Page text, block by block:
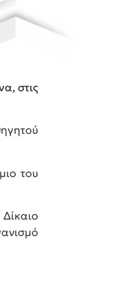
στις
του